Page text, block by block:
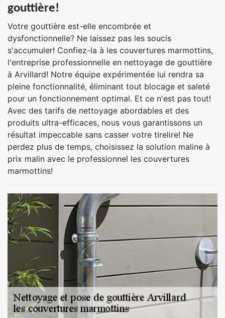
gouttière!
Votre gouttière est-elle encombrée et
dysfonctionnelle? Ne laissez pas les soucis
s'accumuler! Confiez-la à les couvertures marmottins,
l'entreprise professionnelle en nettoyage de gouttière
à Arvillard! Notre équipe expérimentée lui rendra sa
pleine fonctionnalité, éliminant tout blocage et saleté
pour un fonctionnement optimal. Et ce n'est pas tout!
Avec des tarifs de nettoyage abordables et des
produits ultra-efficaces, nous vous garantissons un
résultat impeccable sans casser votre tirelire! Ne
perdez plus de temps, choisissez la solution maline à
prix malin avec le professionnel les couvertures
marmottins!